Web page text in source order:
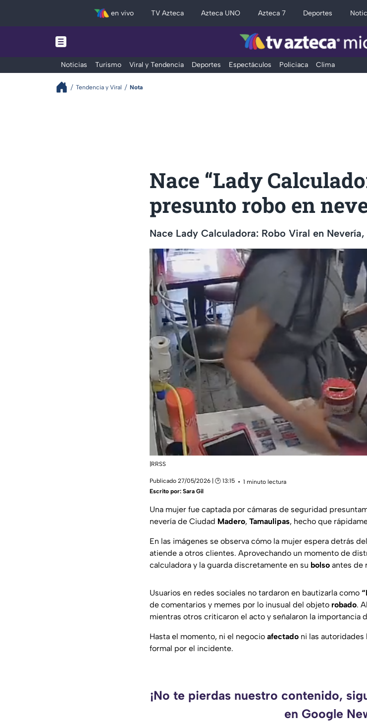
en vivo TV Azteca Azteca UNO Azteca 7 Deportes
Noticias Turismo Viral y Tendencia Deportes Espectáculos Policiaca Clima
Tendencia y Viral Nota
Nace “Lady
presunto robo en
Nace Lady Calculadora: Robo Viral en
|RRSS
Publicado 27/05/2026 | 🕑 13:15
1 minuto lectura
Escrito por: Sara Gil
Una mujer fue captada por cámaras de seguridad
nevería de Ciudad Madero, Tamaulipas, hecho que
En las imágenes se observa cómo la mujer espera detrás del
atiende a otros clientes. Aprovechando un momento de
calculadora y la guarda discretamente en su bolso antes de
Usuarios en redes sociales no tardaron en bautizarla como
de comentarios y memes por lo inusual del objeto robado.
mientras otros criticaron el acto y señalaron la importancia
Hasta el momento, ni el negocio afectado ni las autoridades
formal por el incidente.
¡No te pierdas nuestro contenido,
en Google